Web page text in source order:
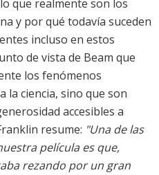
que realmente son los
y por qué todavía suceden
incluso en estos
de vista de Beam que
los fenómenos
la ciencia, sino que son
accesibles a
resume: "Una de las
película es que,
rezando por un gran